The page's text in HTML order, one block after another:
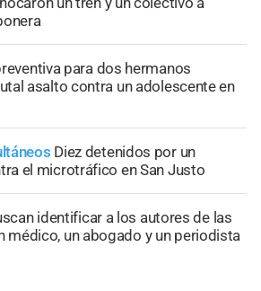
para dos hermanos
asalto contra un adolescente en
Diez detenidos por un
el microtráfico en San Justo
identificar a los autores de las
médico, un abogado y un periodista